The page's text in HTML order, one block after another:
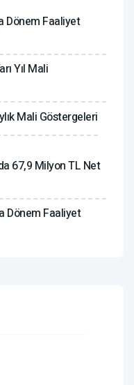
Dönem Faaliyet
Yıl Mali
Mali Göstergeleri
67,9 Milyon TL Net
Dönem Faaliyet